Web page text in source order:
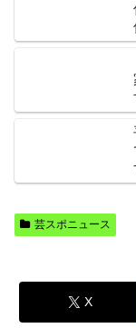
芸スポニュース
X